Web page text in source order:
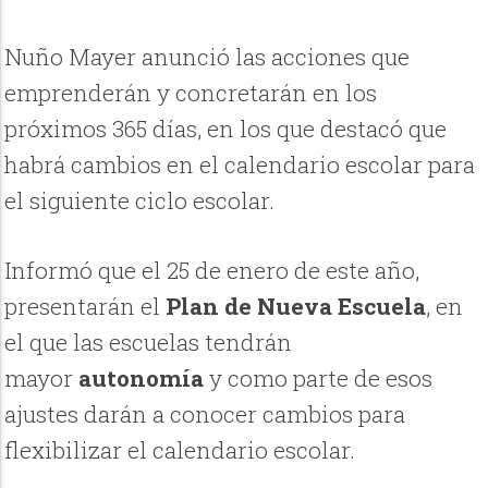
Nuño Mayer anunció las acciones que
emprenderán y concretarán en los
próximos 365 días, en los que destacó que
habrá cambios en el calendario escolar para
el siguiente ciclo escolar.
Informó que el 25 de enero de este año,
presentarán el Plan de Nueva Escuela, en
el que las escuelas tendrán
mayor autonomíay como parte de esos
ajustes darán a conocer cambios para
flexibilizar el calendario escolar.